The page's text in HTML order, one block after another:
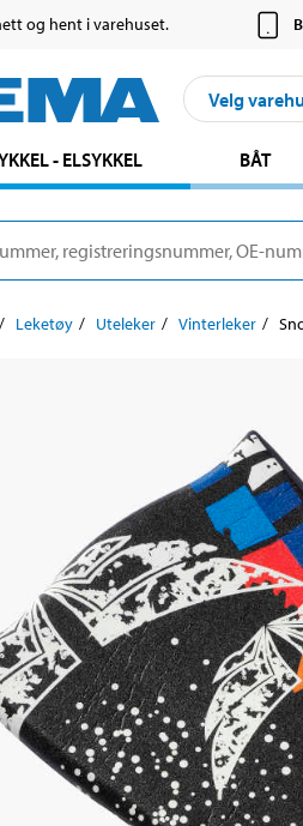
og hent i varehuset.
Velg
- ELSYKKEL BÅT
Leketøy Uteleker Vinterleker